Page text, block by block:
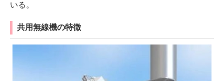
いる。
共用無線機の特徴